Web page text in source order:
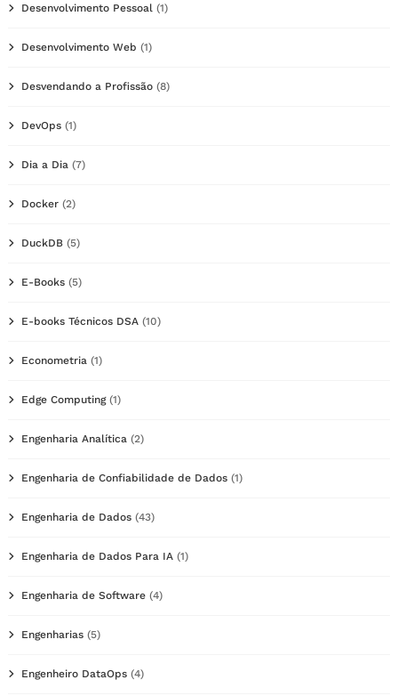
Desenvolvimento Pessoal (1)
Desenvolvimento Web (1)
Desvendando a Profissão (8)
DevOps (1)
Dia a Dia (7)
Docker (2)
DuckDB (5)
E-Books (5)
E-books Técnicos DSA (10)
Econometria (1)
Edge Computing(1)
Engenharia Analítica (2)
Engenharia de Confiabilidade de Dados (1)
Engenharia de Dados (43)
Engenharia de Dados Para IA (1)
Engenharia de Software (4)
Engenharias (5)
Engenheiro DataOps (4)